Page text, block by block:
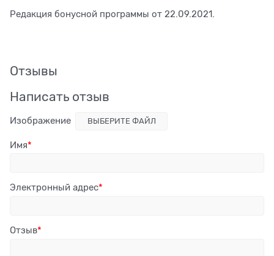
Редакция бонусной программы от 22.09.2021.
Отзывы
Написать отзыв
Изображение ВЫБЕРИТЕ ФАЙЛ
Имя
Электронный адрес
Отзыв